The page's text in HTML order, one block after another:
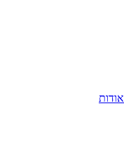
אודות